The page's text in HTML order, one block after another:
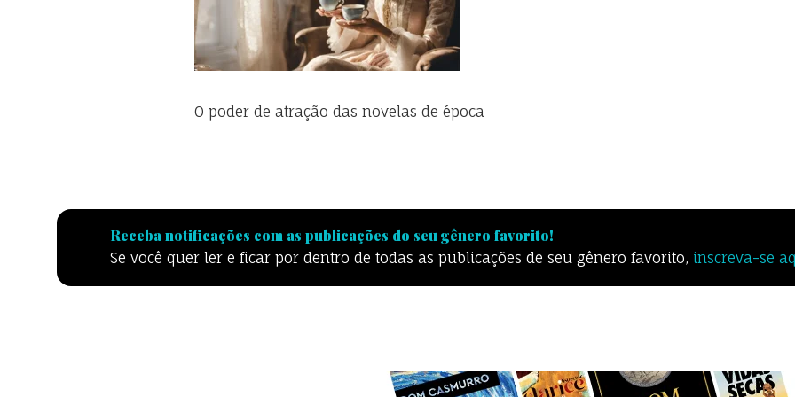
O poder de atração das novelas de época
Receba notificações com as publicações do seu gênero favorito!
Se você quer ler e ficar por dentro de todas as publicações de seu gênero favorito, inscreva-se